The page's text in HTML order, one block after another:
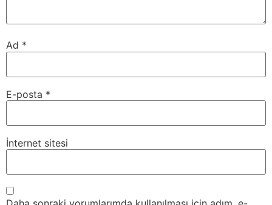
Ad *
E-posta *
İnternet sitesi